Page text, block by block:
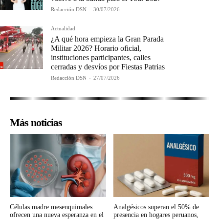
Redacción DSN - 30/07/2026
Actualidad
¿A qué hora empieza la Gran Parada
Militar 2026? Horario oficial,
instituciones participantes, calles
cerradas y desvíos por Fiestas Patrias
Redacción DSN - 27/07/2026
Más noticias
Células madre mesenquimales
ofrecen una nueva esperanza en el
Analgésicos superan el 50% de
presencia en hogares peruanos,